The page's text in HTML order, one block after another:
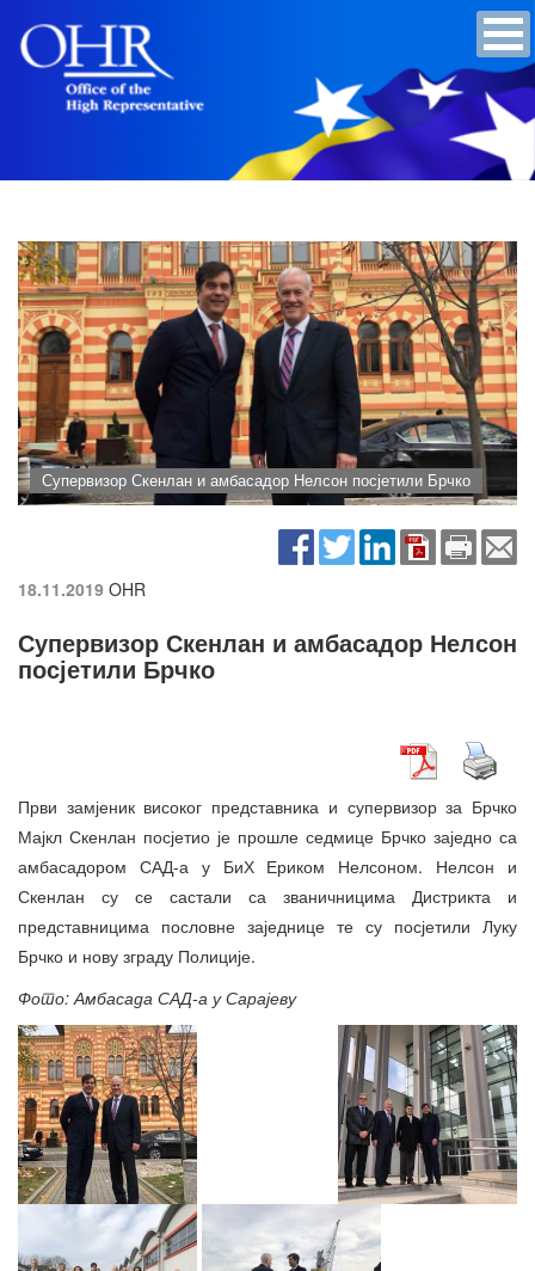
Супервизор Скенлан и амбасадор Нелсон посјетили Брчко
18.11.2019 OHR
Супервизор Скенлан и амбасадор Нелсон
посјетили Брчко
Први замјеник високог представника и супервизор за Брчко
Мајкл Скенлан посјетио је прошле седмице Брчко заједно са
амбасадором САД-а у БиХ Ериком Нелсоном. Нелсон и
Скенлан су се састали са званичницима Дистрикта и
представницима пословне заједнице те су посјетили Луку
Брчко и нову зграду Полиције.
Фото: Амбасада САД-а у Сарајеву